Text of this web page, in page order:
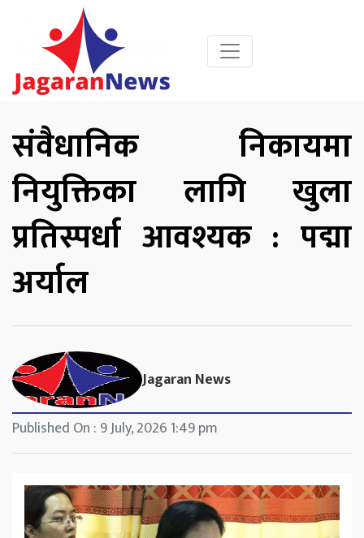
संवैधानिक निकायमा
नियुक्तिका लागि खुला
प्रतिस्पर्धा आवश्यक : पद्मा
अर्याल
Jagaran News
Published On : 9 July, 2026 1:49 pm